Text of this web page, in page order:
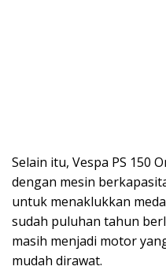
Selain itu, Vespa PS 150
dengan mesin
untuk menaklukkan
sudah puluhan tahun
masih menjadi motor
mudah dirawat.